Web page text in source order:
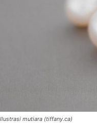
Ilustrasi mutiara (tiffany.ca)